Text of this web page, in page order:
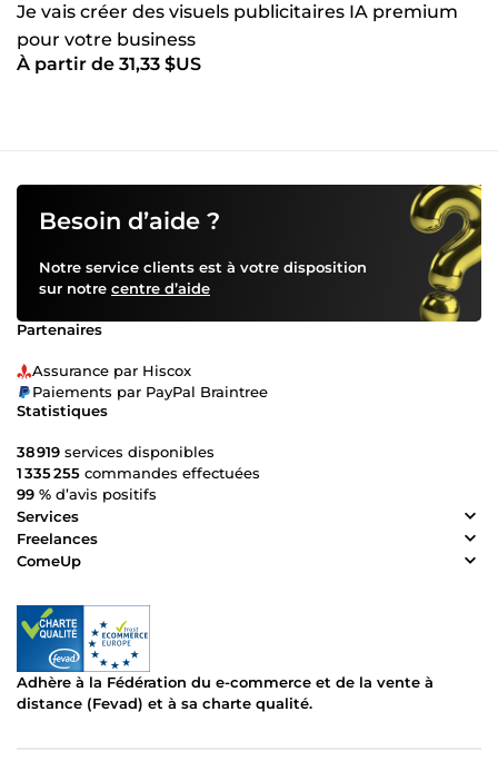
Je vais créer des visuels publicitaires IA premium
pour votre business
À partir de 31,33 $US
Besoin d’aide ?
Notre service clients est à votre disposition
sur notre centre d’aide
Partenaires
Assurance par Hiscox
Paiements par PayPal Braintree
Statistiques
38 919 services disponibles
1 335 255 commandes effectuées
99 % d’avis positifs
Services
Freelances
ComeUp
Adhère à la Fédération du e-commerce et de la vente à
distance (Fevad) et à sa charte qualité.